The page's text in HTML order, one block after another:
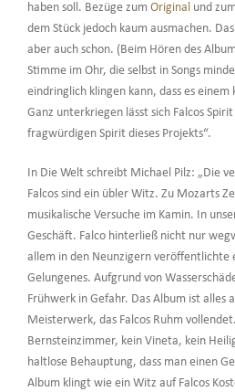
haben soll. Bezüge zum Originalund
dem Stück jedoch kaum ausmachen.
aber auch schon. (Beim Hören des
Stimme im Ohr, die selbst in Songs
eindringlich klingen kann, dass es
Ganz unterkriegen lässt sich Falcos
fragwürdigen Spirit dieses Projekts“.
In Die Welt schreibt Michael Pilz: „Die
Falcos sind ein übler Witz. Zu Mozarts
musikalische Versuche im Kamin. In
Geschäft. Falco hinterließ nicht nur
allem in den Neunzigern veröffentlichte
Gelungenes. Aufgrund von
Frühwerk in Gefahr. Das Album ist alles
Meisterwerk, das Falcos Ruhm
Bernsteinzimmer, kein Vineta, kein
haltlose Behauptung, dass man einen
Album klingt wie ein Witz auf Falcos